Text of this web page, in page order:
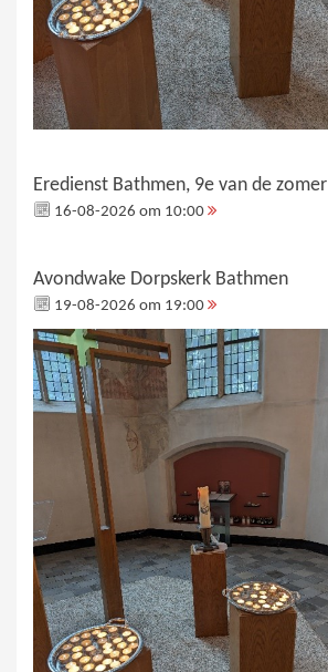
Eredienst Bathmen, 9e van de zomer
16-08-2026 om 10:00
Avondwake Dorpskerk Bathmen
19-08-2026 om 19:00